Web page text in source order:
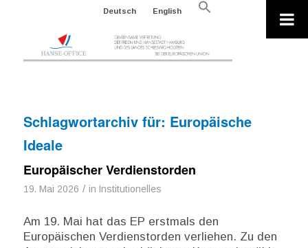
Deutsch English
Search
Schlagwortarchiv für: Europäische
Ideale
Europäischer Verdienstorden
19. Mai 2026 / in Institutionelles
Am 19. Mai hat das EP erstmals den
Europäischen Verdienstorden verliehen. Zu den